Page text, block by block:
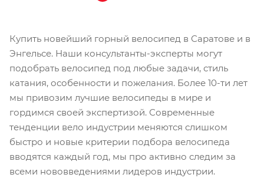
Купить новейший горный велосипед в Саратове и в
Энгельсе. Наши консультанты-эксперты могут
подобрать велосипед под любые задачи, стиль
катания, особенности и пожелания. Более 10-ти лет
мы привозим лучшие велосипеды в мире и
гордимся своей экспертизой. Современные
тенденции вело индустрии меняются слишком
быстро и новые критерии подбора велосипеда
вводятся каждый год, мы про активно следим за
всеми нововведениями лидеров индустрии.